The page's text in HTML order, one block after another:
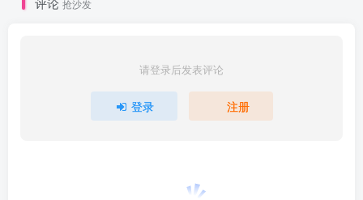
抢沙发
请登录后发表评论
登录 注册